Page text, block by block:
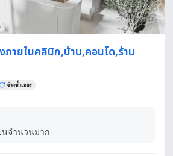
ายในคลินิก,บ้าน,คอนโด,ร้าน
นจำนวนมาก